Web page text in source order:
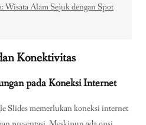
Wisata Alam Sejuk dengan Spot
Konektivitas
pada Koneksi Internet
Slides memerlukan koneksi internet